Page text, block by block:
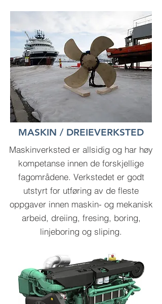
MASKIN / DREIEVERKSTED
Maskinverksted er allsidig og har høy
kompetanse innen de forskjellige
fagområdene. Verkstedet er godt
utstyrt for utføring av de fleste
oppgaver innen maskin- og mekanisk
arbeid, dreiing, fresing, boring,
linjeboring og sliping.